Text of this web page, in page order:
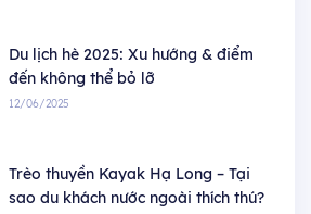
Du lịch hè 2025: Xu hướng & điểm
đến không thể bỏ lỡ
12/06/2025
Trèo thuyền Kayak Hạ Long – Tại
sao du khách nước ngoài thích thú?